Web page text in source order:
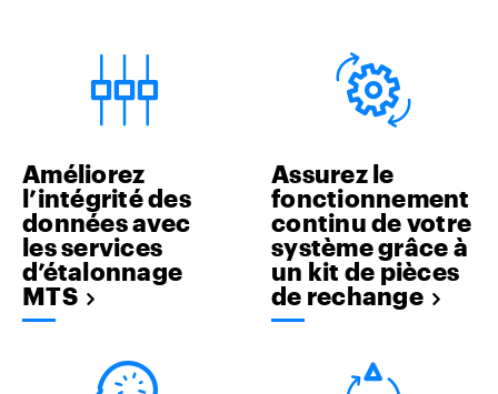
Améliorez
l’intégrité des
données avec
les services
d’étalonnage
MTS
Assurez le
fonctionnement
continu de votre
système grâce à
un kit de pièces
de rechange